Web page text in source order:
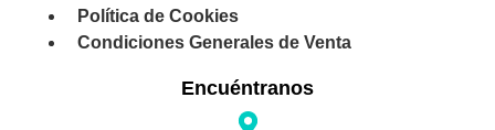
Política de Cookies
Condiciones Generales de Venta
Encuéntranos